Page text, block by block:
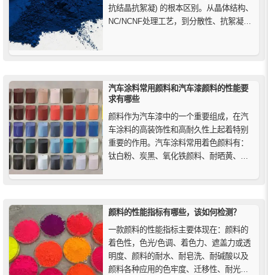
抗结晶抗絮凝) 的根本区别。从晶体结构、
NC/NCNF处理工艺，到分散性、抗絮凝
汽车涂料常用颜料和汽车漆颜料的性能要
求有哪些
颜料作为汽车漆中的一个重要组成，在汽
车涂料的高装饰性和高耐久性上起着特别
重要的作用。汽车涂料常用着色颜料有：
钛白粉、炭黑、氧化铁颜料、耐晒黄、异
颜料的性能指标有哪些，该如何检测？
一款颜料的性能指标主要体现在：颜料的
着色性，色光/色调、着色力、遮盖力或透
明度、颜料的耐水、耐皂洗、耐碱酸以及
颜料各种应用的色牢度、迁移性、耐光